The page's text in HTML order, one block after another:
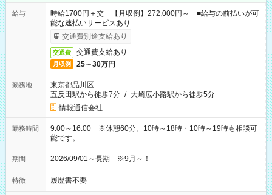
給与
時給1700円＋交 【月収例】272,000円～ ■給与の前払いが可
能な速払いサービスあり
交通費別途支給あり
交通費 交通費支給あり
月収例 25～30万円
勤務地
東京都品川区
五反田駅から徒歩7分 / 大崎広小路駅から徒歩5分
情報通信会社
勤務時間
9:00～16:00 ※休憩60分。10時～18時・10時～19時も相談可
能です。
期間 2026/09/01～長期 ※9月～！
特徴 履歴書不要